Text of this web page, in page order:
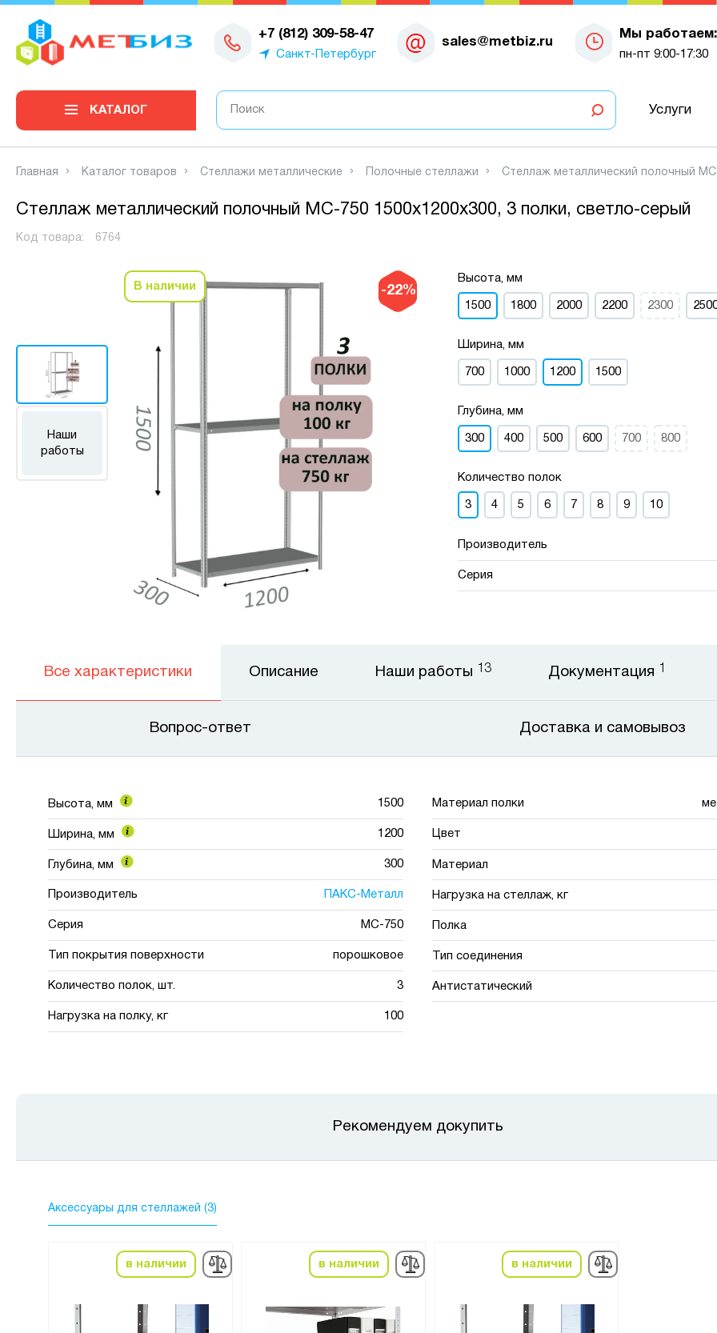
+7 (812) 309-58-47
Санкт-Петербург
sales@metbiz.ru
Мы работаем:
пн-пт 9:00-17:30
0
КАТАЛОГ Услуги
Главная Каталог товаров Стеллажи металлические Полочные стеллажи Стеллаж металлический полочный
Стеллаж металлический полочный МС-750 1500х1200х300, 3 полки, светло-серый
Код товара: 6764
-22%
Наши
работы
В наличии
Высота, мм
1500 1800 2000 2200 2300
Ширина, мм
700 1000 1200 1500
Глубина, мм
300 400 500 600 700 800
Количество полок
3 4 5 6 7 8 9 10
Производитель
Серия
Все характеристики
Высота, мм 1500
Ширина, мм 1200
Глубина, мм 300
Производитель ПАКС-Металл
Серия МС-750
Тип покрытия поверхности порошковое
Количество полок, шт. 3
Нагрузка на полку, кг 100
Материал полки
Цвет
Материал
Нагрузка на стеллаж, кг
Полка
Тип соединения
Антистатический
Описание Наши работы 13 Документация 1
Вопрос-ответ Доставка и самовывоз
Рекомендуем докупить
Аксессуары для стеллажей (3)
в наличии в наличии в наличии